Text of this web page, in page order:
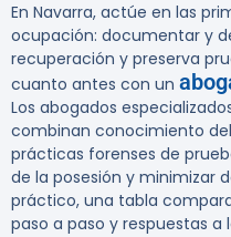
En Navarra, actúe en las
ocupación: documentar y
recuperación y preserva
cuanto antes con un
Los abogados
combinan conocimiento
prácticas forenses de
de la posesión y minimizar
práctico, una tabla
paso a paso y respuestas